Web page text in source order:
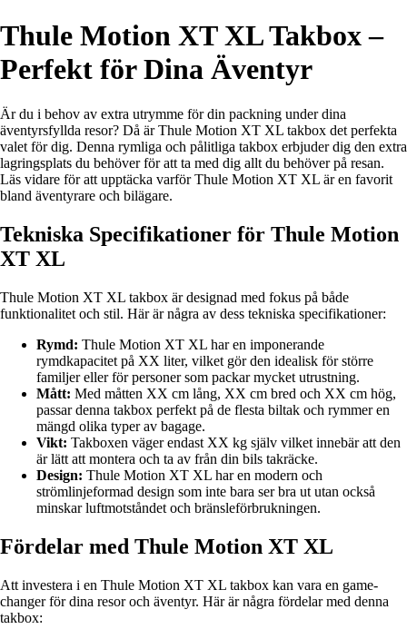
Thule Motion XT XL Takbox –
Perfekt för Dina Äventyr
Är du i behov av extra utrymme för din packning under dina
äventyrsfyllda resor? Då är Thule Motion XT XL takbox det perfekta
valet för dig. Denna rymliga och pålitliga takbox erbjuder dig den extra
lagringsplats du behöver för att ta med dig allt du behöver på resan.
Läs vidare för att upptäcka varför Thule Motion XT XL är en favorit
bland äventyrare och bilägare.
Tekniska Specifikationer för Thule Motion
XT XL
Thule Motion XT XL takbox är designad med fokus på både
funktionalitet och stil. Här är några av dess tekniska specifikationer:
Rymd: Thule Motion XT XL har en imponerande
rymdkapacitet på XX liter, vilket gör den idealisk för större
familjer eller för personer som packar mycket utrustning.
Mått: Med måtten XX cm lång, XX cm bred och XX cm hög,
passar denna takbox perfekt på de flesta biltak och rymmer en
mängd olika typer av bagage.
Vikt: Takboxen väger endast XX kg själv vilket innebär att den
är lätt att montera och ta av från din bils takräcke.
Design: Thule Motion XT XL har en modern och
strömlinjeformad design som inte bara ser bra ut utan också
minskar luftmotståndet och bränsleförbrukningen.
Fördelar med Thule Motion XT XL
Att investera i en Thule Motion XT XL takbox kan vara en game-
changer för dina resor och äventyr. Här är några fördelar med denna
takbox: